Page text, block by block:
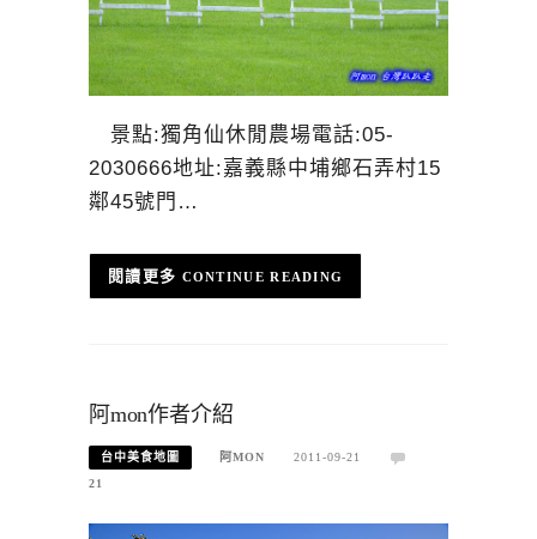
景點:獨角仙休閒農場電話:05-
2030666地址:嘉義縣中埔鄉石弄村15
鄰45號門…
CONTINUE READING
阿mon作者介紹
台中美食地圖 阿MON
2011-09-21
21